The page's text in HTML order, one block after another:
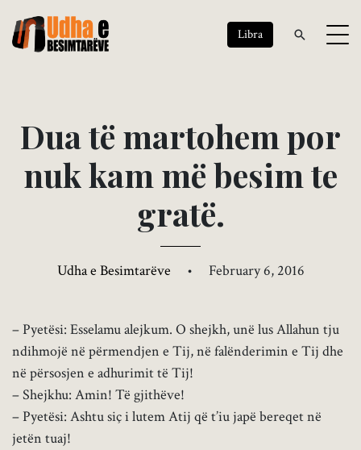
Libra
Duatë martohem por
nukkam mëbesim te
gratë.
Udha e Besimtarëve • February 6, 2016
– Pyetësi: Esselamu alejkum. O shejkh, unë lus Allahun tju
ndihmojë në përmendjen e Tij, në falënderimin e Tij dhe
në përsosjen e adhurimit të Tij!
– Shejkhu: Amin! Të gjithëve!
– Pyetësi: Ashtu siç i lutem Atij që t’iu japë bereqet në
jetën tuaj!